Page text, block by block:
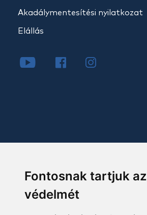
Fontosnak tartjuk
védelmét
Akadálymentesítési nyilatkozat
Elállás